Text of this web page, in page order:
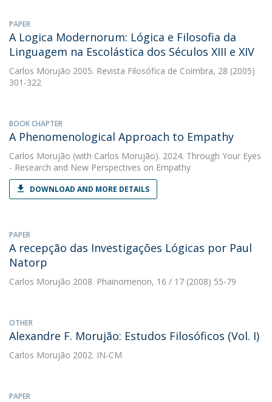
PAPER
A Logica Modernorum: Lógica e Filosofia da
Linguagem na Escolástica dos Séculos XIII e XIV
Carlos Morujão 2005. Revista Filosófica de Coimbra, 28 (2005)
301-322
BOOK CHAPTER
A Phenomenological Approach to Empathy
Carlos Morujão (with Carlos Morujão). 2024. Through Your Eyes
- Research and New Perspectives on Empathy
DOWNLOAD AND MORE DETAILS
PAPER
A recepção das Investigações Lógicas por Paul
Natorp
Carlos Morujão 2008. Phainomenon, 16 / 17 (2008) 55-79
OTHER
Alexandre F. Morujão: Estudos Filosóficos (Vol. I)
Carlos Morujão 2002. IN-CM
PAPER